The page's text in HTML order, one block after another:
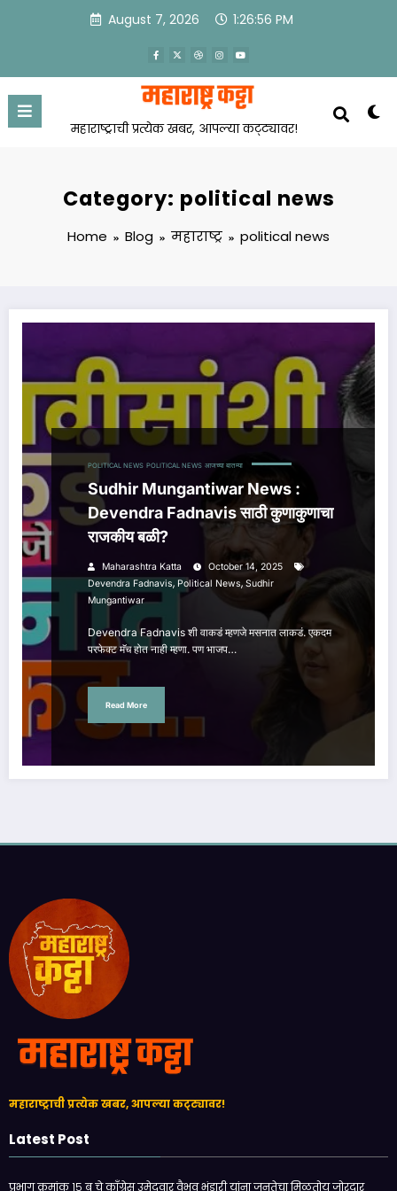
August 7, 2026 1:26:56 PM
महाराष्ट्राची प्रत्येक खबर, आपल्या कट्ट्यावर!
Category: political news
Home Blog महाराष्ट्र political news
POLITICAL NEWS POLITICAL NEWS आजच्या बातम्या
Sudhir Mungantiwar News :
Devendra Fadnavis साठी कुणाकुणाचा
राजकीय बळी?
Maharashtra Katta
October 14, 2025
Devendra Fadnavis, Political News, Sudhir
Mungantiwar
Devendra Fadnavis शी वाकडं म्हणजे मसनात लाकडं. एकदम
परफेक्ट मॅच होत नाही म्हणा. पण भाजप…
Read More
महाराष्ट्राची प्रत्येक खबर, आपल्या कट्ट्यावर!
Latest Post
प्रभाग क्रमांक १५ ब चे काँग्रेस उमेदवार वैभव भंडारी यांना जनतेचा मिळतोय जोरदार